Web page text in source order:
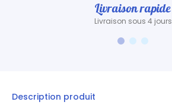
Livraison rapide
Livraison sous 4 jours
Description produit